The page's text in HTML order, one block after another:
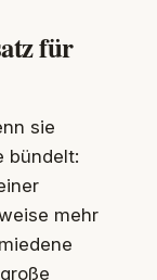
für
sie
bündelt:
mehr